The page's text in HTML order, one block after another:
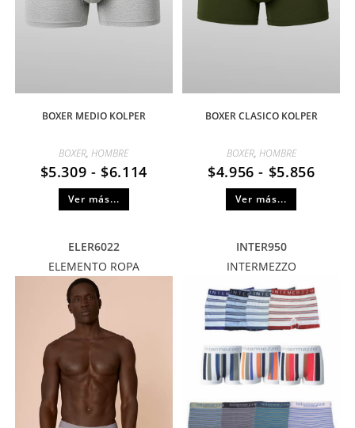
BOXER MEDIO KOLPER
BOXER,HOMBRE
$5.309 - $6.114
Ver más...
BOXER CLASICO KOLPER
BOXER, HOMBRE
$4.956 - $5.856
Ver más...
ELER6022
ELEMENTO ROPA
INTER950
INTERMEZZO